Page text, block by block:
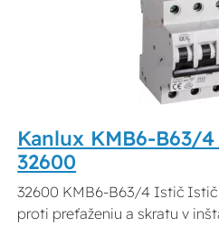
Kanlux KMB6-B63/
32600
32600 KMB6-B63/4 Istič Istič
proti preťaženiu a skratu v